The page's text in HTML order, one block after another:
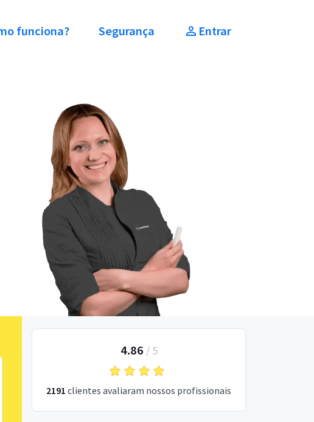
funciona? Segurança Entrar
4.86 / 5
2191 clientes avaliaram nossos profissionais